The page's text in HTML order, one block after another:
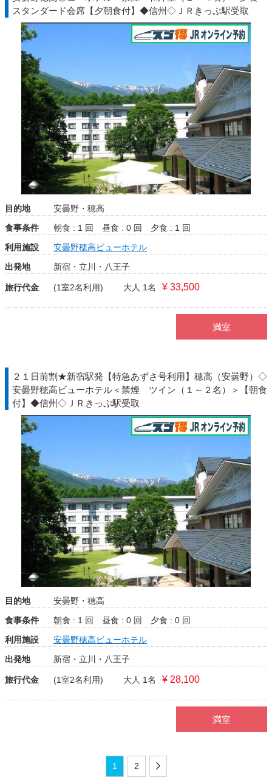
スタンダード会席【夕朝食付】◆信州◇ＪＲきっぷ駅受取
目的地
安曇野・穂高
食事条件
朝食 : 1 回 昼食 : 0 回
夕食 : 1 回
利用施設
安曇野穂高ビューホテル
出発地
新宿・立川・八王子
旅行代金 (1室2名利用) 大人 1名 ¥ 33,500
満室
２１日前割★新宿駅発【特急あずさ号利用】穂高（安曇野）◇
安曇野穂高ビューホテル＜禁煙 ツイン（１～２名）＞【朝食
付】◆信州◇ＪＲきっぷ駅受取
目的地
安曇野・穂高
食事条件
朝食 : 1 回 昼食 : 0 回
夕食 : 0 回
利用施設
安曇野穂高ビューホテル
出発地
新宿・立川・八王子
旅行代金 (1室2名利用) 大人 1名 ¥ 28,100
満室
1 2